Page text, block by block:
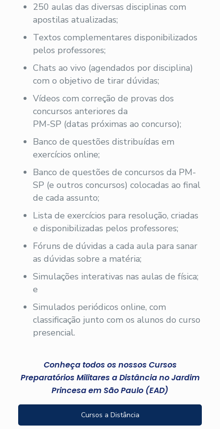
250 aulas das diversas disciplinas com
apostilas atualizadas;
Textos complementares disponibilizados
pelos professores;
Chats ao vivo (agendados por disciplina)
com o objetivo de tirar dúvidas;
Vídeos com correção de provas dos
concursos anteriores da
PM-SP (datas próximas ao concurso);
Banco de questões distribuídas em
exercícios online;
Banco de questões de concursos da PM-
SP (e outros concursos) colocadas ao final
de cada assunto;
Lista de exercícios para resolução, criadas
e disponibilizadas pelos professores;
Fóruns de dúvidas a cada aula para sanar
as dúvidas sobre a matéria;
Simulações interativas nas aulas de física;
e
Simulados periódicos online, com
classificação junto com os alunos do curso
presencial.
Conheça todos os nossos Cursos
Preparatórios Militares a Distância no Jardim
Princesa em São Paulo (EAD)
Cursos a Distância